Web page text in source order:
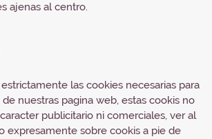
ajenas al centro.
las cookies necesarias para
nuestras pagina web, estas cookis no
publicitario ni comerciales, ver al
expresamente sobre cookis a pie de